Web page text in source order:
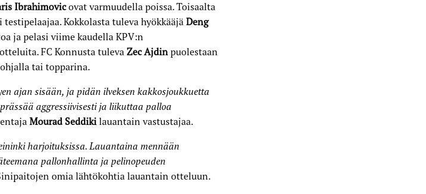
Ibrahimovicovat varmuudella poissa. Toisaalta
Kokkolasta tuleva hyökkääjä Deng
ja pelasi viime kaudella KPV:n
FC Konnusta tuleva Zec Ajdinpuolestaan
tai topparina.
ajan sisään, ja pidän ilveksen kakkosjoukkuetta
aggressiivisesti ja liikuttaa palloa
Mourad Seddikilauantain vastustajaa.
harjoituksissa. Lauantaina mennään
pallonhallinta ja pelinopeuden
omia lähtökohtia lauantain otteluun.